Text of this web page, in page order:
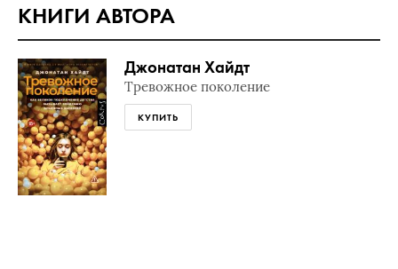
КНИГИ АВТОРА
Джонатан Хайдт
Тревожное поколение
КУПИТЬ